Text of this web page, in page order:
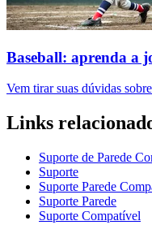
Baseball: aprenda a
Vem tirar suas dúvidas
Links
Suporte de Parede
Suporte
Suporte Parede
Suporte Parede
Suporte Compatível